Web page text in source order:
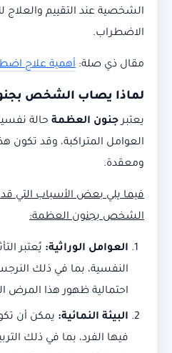
الشخصية عند التقييم والعلاج
الاضطراب.
مقال ذي صلة: أهمية علاج
لماذا يصاب الشخص
يعتبرجنون العظمة حالة
العوامل المتراكبة، وقد تكون
ومعقدة.
فيما يلي بعض الأسباب التي
الشخص بجنون العظمة:
العوامل الوراثية: يُعتبر
النفسية، بما في ذلك
احتمالية ظهور هذا المرض
البيئة النمائية: يمكن أن
فيها الفرد، بما في ذلك